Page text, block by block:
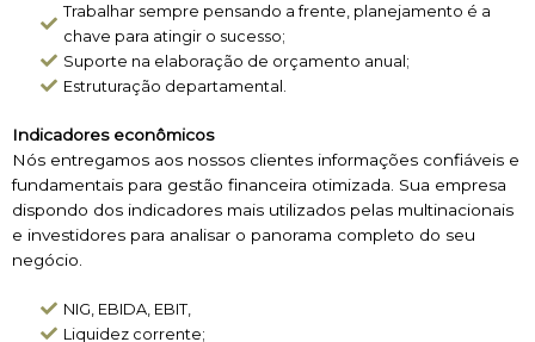
Trabalhar sempre pensando a frente, planejamento é a
chave para atingir o sucesso;
Suporte na elaboração de orçamento anual;
Estruturação departamental.
Indicadores econômicos
Nós entregamos aos nossos clientes informações confiáveis e
fundamentais para gestão financeira otimizada. Sua empresa
dispondo dos indicadores mais utilizados pelas multinacionais
e investidores para analisar o panorama completo do seu
negócio.
NIG, EBIDA, EBIT,
Liquidez corrente;